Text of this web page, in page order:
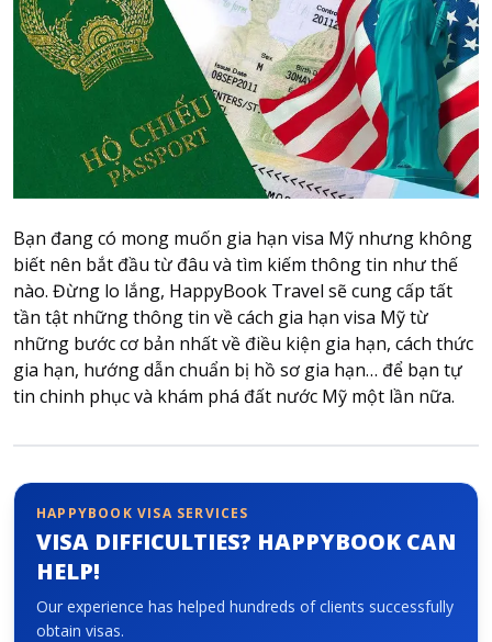
Travel SIM
Vietnam travel SIM
International travel SIM
Domestic tours
Yacht
For you
Register as a collaborator
Payment instructions
Instructions for booking tickets
Privacy Policy
About HappyBook
News
Bạn đang có mong muốn gia hạn visa Mỹ nhưng không
biết nên bắt đầu từ đâu và tìm kiếm thông tin như thế
nào. Đừng lo lắng, HappyBook Travel sẽ cung cấp tất
tần tật những thông tin về cách gia hạn visa Mỹ từ
những bước cơ bản nhất về điều kiện gia hạn, cách thức
gia hạn, hướng dẫn chuẩn bị hồ sơ gia hạn… để bạn tự
tin chinh phục và khám phá đất nước Mỹ một lần nữa.
HAPPYBOOK VISA SERVICES
VISA DIFFICULTIES? HAPPYBOOK CAN
HELP!
Our experience has helped hundreds of clients successfully
obtain visas.